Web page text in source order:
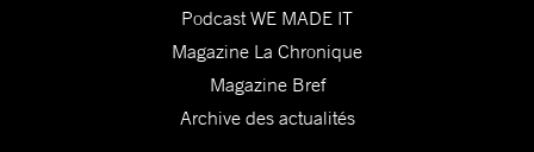
Podcast WE MADE IT
Magazine La Chronique
Magazine Bref
Archive des actualités